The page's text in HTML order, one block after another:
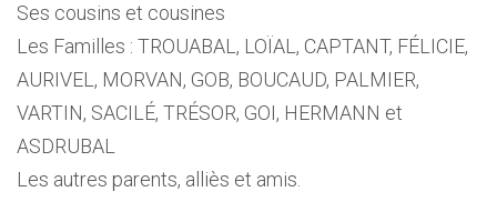
Ses cousins et cousines
Les Familles : TROUABAL, LOÏAL, CAPTANT, FÉLICIE,
AURIVEL, MORVAN, GOB, BOUCAUD, PALMIER,
VARTIN, SACILÉ, TRÉSOR, GOI, HERMANN et
ASDRUBAL
Les autres parents, alliès et amis.